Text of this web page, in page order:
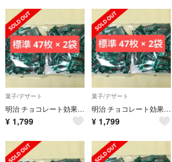
菓子/デザート
明治 チョコレート効果 カカオ 72% 標準47枚 × 2袋 約 94枚
¥ 1,799
菓子/デザート
明治 チョコレート効果 カカオ 72% 標準47枚 × 2袋 約 94枚
¥ 1,799